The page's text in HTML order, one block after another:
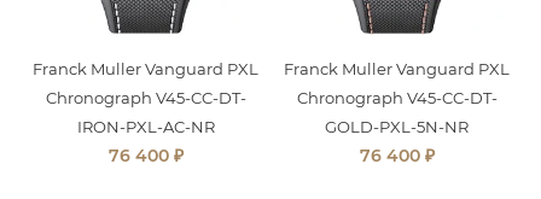
Franck Muller Vanguard PXL
Chronograph V45-CC-DT-
IRON-PXL-AC-NR
76 400 ₽
Franck Muller Vanguard PXL
Chronograph V45-CC-DT-
GOLD-PXL-5N-NR
76 400 ₽